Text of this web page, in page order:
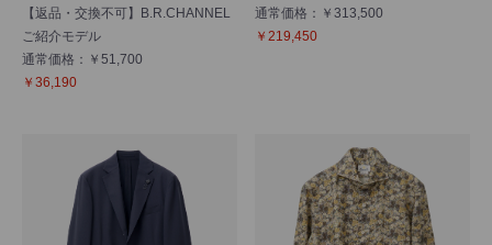
【返品・交換不可】B.R.CHANNEL
ご紹介モデル
通常価格：￥51,700
￥36,190
通常価格：￥313,500
￥219,450